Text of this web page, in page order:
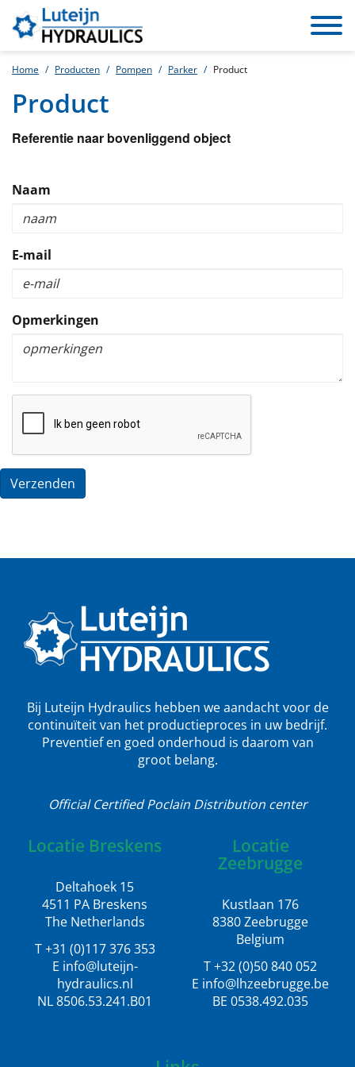
Toggle
Home Producten Pompen Parker Product
Product
Referentie naar bovenliggend object
Naam
E-mail
Opmerkingen
Verzenden
Bij Luteijn Hydraulics hebben we aandacht voor de
continuïteit van het productieproces in uw bedrijf.
Preventief en goed onderhoud is daarom van
groot belang.
Official Certified Poclain Distribution center
Locatie Breskens
Deltahoek 15
4511 PA Breskens
The Netherlands
T +31 (0)117 376 353
E info@luteijn-
hydraulics.nl
NL 8506.53.241.B01
Locatie
Zeebrugge
Kustlaan 176
8380 Zeebrugge
Belgium
T +32 (0)50 840 052
E info@lhzeebrugge.be
BE 0538.492.035